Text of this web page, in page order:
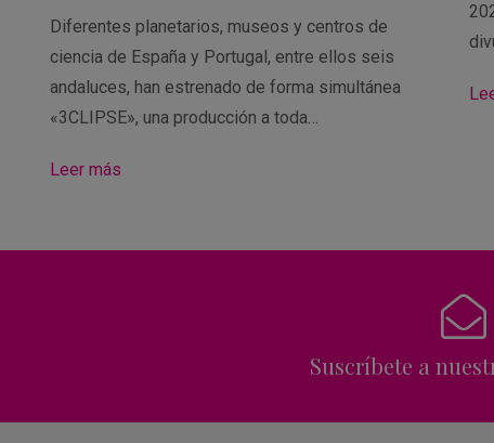
Diferentes planetarios, museos y centros de
ciencia de España y Portugal, entre ellos seis
andaluces, han estrenado de forma simultánea
«3CLIPSE», una producción a toda…
Leer más
Suscríbete a